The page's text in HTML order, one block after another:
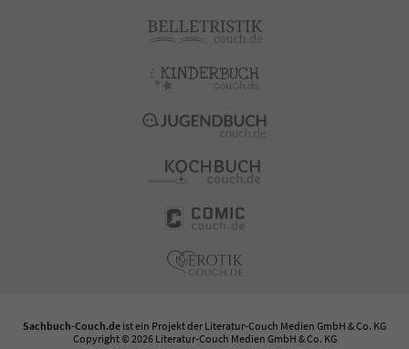
Sachbuch-Couch.de ist ein Projekt der Literatur-Couch Medien GmbH & Co. KG
Copyright © 2026 Literatur-Couch Medien GmbH & Co. KG